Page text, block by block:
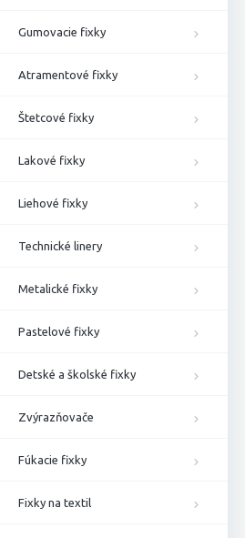
Gumovacie fixky
Atramentové fixky
Štetcové fixky
Lakové fixky
Liehové fixky
Technické linery
Metalické fixky
Pastelové fixky
Detské a školské fixky
Zvýrazňovače
Fúkacie fixky
Fixky na textil